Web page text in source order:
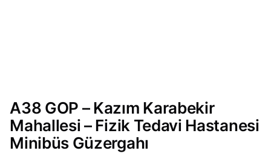
A38 GOP – Kazım Karabekir
Mahallesi – Fizik Tedavi Hastanesi
Minibüs Güzergahı